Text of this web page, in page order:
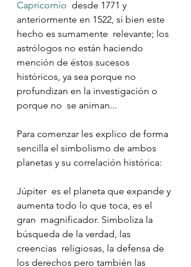
Capricornio
  desde 1771 y
anteriormente en 1522, si bien este
hecho es sumamente  relevante; los
astrólogos no están haciendo
mención de éstos sucesos
históricos, ya sea porque no
profundizan en la investigación o
porque no  se animan...
Para comenzar les explico de forma
sencilla el simbolismo de ambos
planetas y su correlación histórica:
Júpiter  es el planeta que expande y
aumenta todo lo que toca, es el
gran  magnificador. Simboliza la
búsqueda de la verdad, las
creencias  religiosas, la defensa de
los derechos pero también las